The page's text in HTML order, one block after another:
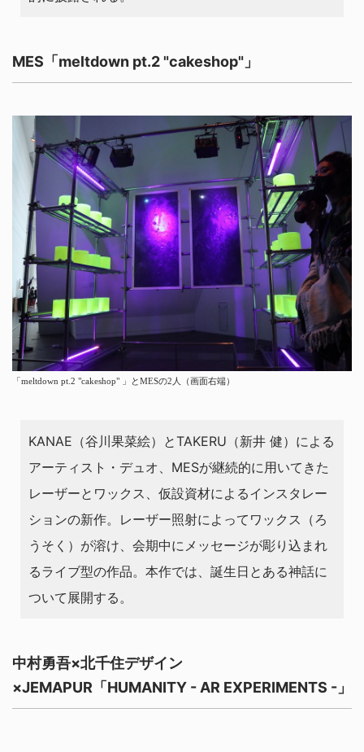
MES「meltdown pt.2 "cakeshop"」
「meltdown pt.2 "cakeshop" 」とMESの2人（画面右端）
KANAE（谷川果菜絵）とTAKERU（新井 健）による
アーティスト・デュオ、MESが継続的に⽤いてきた
レーザーとワックス、仮設資材によるインスタレー
ションの新作。レーザー照射によってワックス（ろ
うそく）が溶け、会期中にメッセージが彫り込まれ
るライブ型の作品。本作では、誕⽣⽇とある神話に
ついて展開する。
中村勇吾×北千住デザイン
×JEMAPUR「HUMANITY - AR EXPERIMENTS -」